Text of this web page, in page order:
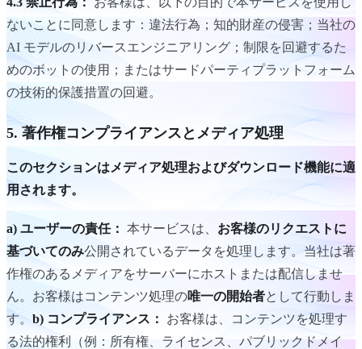
ないことに同意します：違法行為；知的財産の侵害；当社の
AI モデルのリバースエンジニアリング；制限を回避するた
めのボットの使用；またはサードパーティプラットフォーム
の技術的保護措置の回避。
5. 著作権コンプライアンスとメディア処理
このセクションはメディア処理およびダウンロード機能に適
用されます。
a) ユーザーの責任： 本サービスは、 お客様のリクエストに
基づいてのみ公開されているデータを処理します。当社は著
作権のあるメディアをサーバーにホストまたは配信しませ
ん。お客様はコンテンツ処理の唯一の開始者として行動しま
す。 b) コンプライアンス：
お客様は、コンテンツを処理す
る法的権利（例：所有権、ライセンス、パブリックドメイ